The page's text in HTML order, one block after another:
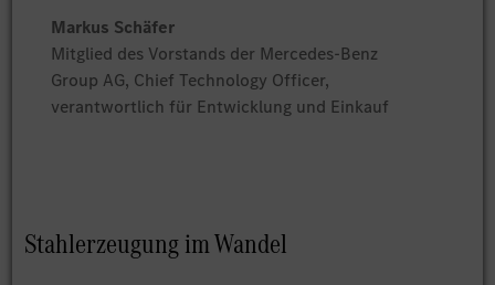
Markus Schäfer
Mitglied des Vorstands der Mercedes-Benz
Group AG, Chief Technology Officer,
verantwortlich für Entwicklung und Einkauf
Stahlerzeugung im Wandel